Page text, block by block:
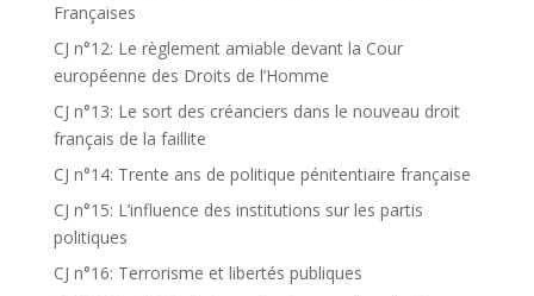
Françaises
CJ n°12: Le règlement amiable devant la Cour
européenne des Droits de l’Homme
CJ n°13: Le sort des créanciers dans le nouveau droit
français de la faillite
CJ n°14: Trente ans de politique pénitentiaire française
CJ n°15: L’influence des institutions sur les partis
politiques
CJ n°16: Terrorisme et libertés publiques